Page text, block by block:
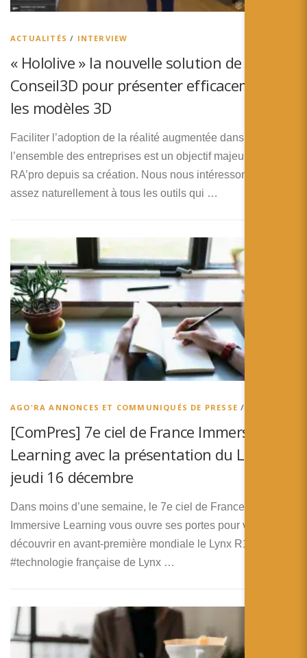
Español
ACTUALITÉS / INTERVIEW
« Hololive » la nouvelle solution de
Conseil3D pour présenter efficacement
les modèles 3D
Faciliter l’adoption de la réalité augmentée dans
l’ensemble des entreprises est un objectif majeur de
RA’pro depuis sa création. Nous nous intéressons donc
assez naturellement à tous les outils qui …
AGO'RA ANNONCES ET COMMUNIQUÉS DE PRESSE /
[ComPres] 7e ciel de France Immersive
Learning avec la présentation du Lynx R1
jeudi 16 décembre
Dans moins d’une semaine, le 7e ciel de France
Immersive Learning vous ouvre ses portes pour venir
découvrir en avant-première mondiale le Lynx R1.​
#technologie française de Lynx …